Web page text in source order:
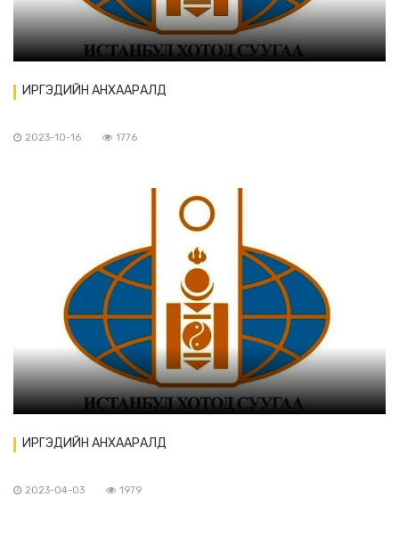
ИРГЭДИЙН АНХААРАЛД
2023-10-16 1776
ИРГЭДИЙН АНХААРАЛД
2023-04-03 1979